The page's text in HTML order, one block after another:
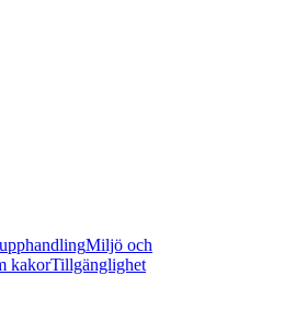
Miljö och
kakorTillgänglighet